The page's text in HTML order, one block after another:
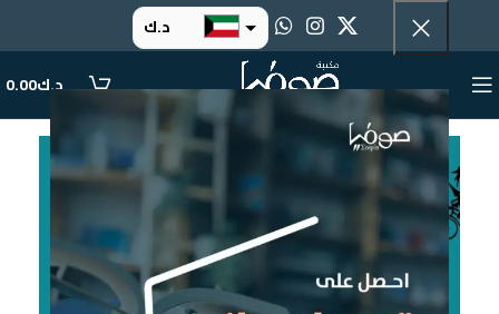
د.ك
ر.س
.د.ب
د.ك0.00